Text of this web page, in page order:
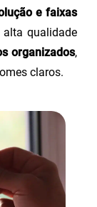
e faixas
alta qualidade
organizados,
claros.